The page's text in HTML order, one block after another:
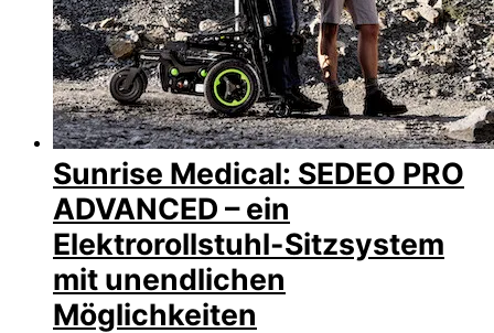
Sunrise Medical: SEDEO PRO
ADVANCED – ein
Elektrorollstuhl-Sitzsystem
mit unendlichen
Möglichkeiten